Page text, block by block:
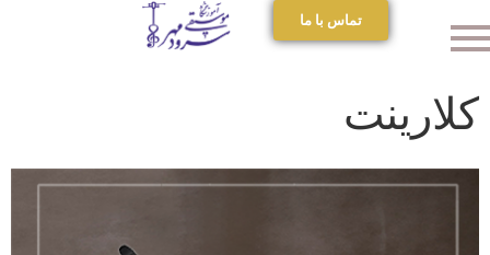
تماس با ما
کلارینت